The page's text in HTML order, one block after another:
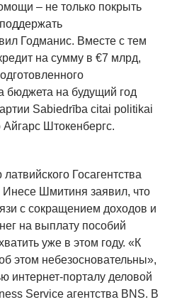
– не только покрыть
Годманис. Вместе с тем
на сумму в €7 млрд,
бюджета на будущий год
Sabiedrība citai politikai
Штокенбергс.
Госагентства
Шмитиня заявил, что
с сокращением доходов и
на выплату пособий
уже в этом году. «К
этом небезосновательны»,
интернет-порталу деловой
Service агентства BNS. В